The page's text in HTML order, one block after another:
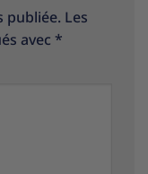
publiée. Les
avec *